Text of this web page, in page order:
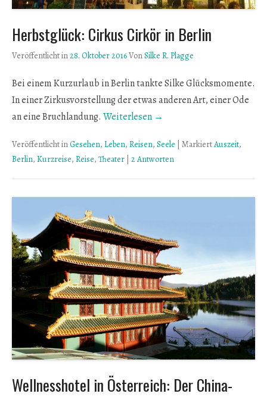
Herbstglück: Cirkus Cirkör in Berlin
Veröffentlicht in28. Oktober 2016VonSilke R. Plagge
Bei einem Kurzurlaub in Berlin tankte Silke Glücksmomente.
In einer Zirkusvorstellung der etwas anderen Art, einer Ode
an eine Bruchlandung. Weiterlesen →
Veröffentlicht inGesehen, Leben, Reisen, Seele MarkiertAuszeit,
Berlin, Kurzreise, Reise, Theater 2 Antworten
Wellnesshotel in Österreich: Der China-